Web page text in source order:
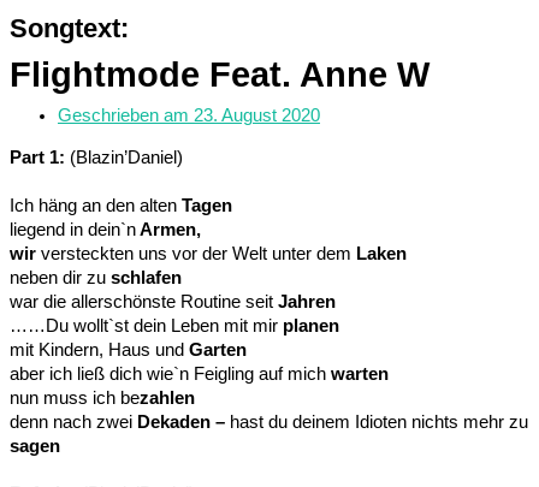
Songtext:
Flightmode Feat. Anne W
Geschrieben am 23. August 2020
Part 1: (Blazin’Daniel)
Ich häng an den alten Tagen
liegend in dein`nArmen,
wir versteckten uns vor der Welt unter dem Laken
neben dir zu schlafen
war die allerschönste Routine seit Jahren
……Du wollt`st dein Leben mit mir planen
mit Kindern, Haus und Garten
aber ich ließ dich wie`n Feigling auf mich warten
nun muss ich bezahlen
denn nach zwei Dekaden – hast du deinem Idioten nichts mehr zu
sagen